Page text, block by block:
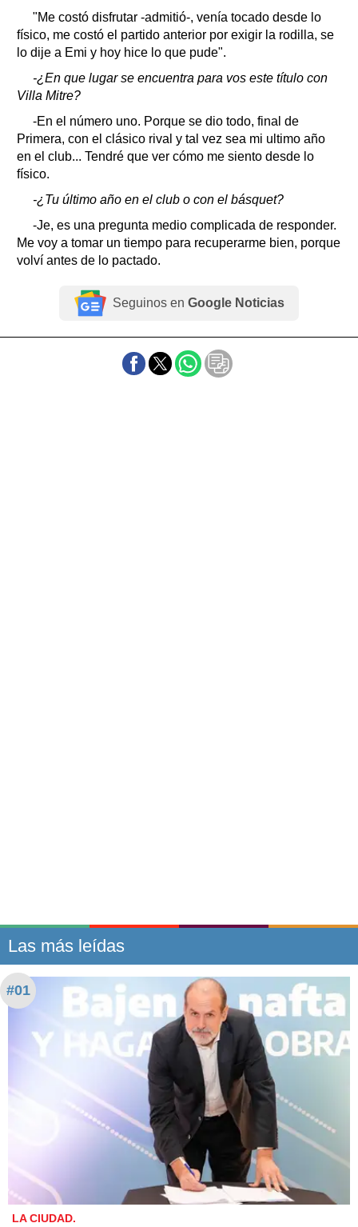
"Me costó disfrutar -admitió-, venía tocado desde lo
físico, me costó el partido anterior por exigir la rodilla, se
lo dije a Emi y hoy hice lo que pude".
-¿En que lugar se encuentra para vos este título con
Villa Mitre?
-En el número uno. Porque se dio todo, final de
Primera, con el clásico rival y tal vez sea mi ultimo año
en el club... Tendré que ver cómo me siento desde lo
físico.
-¿Tu último año en el club o con el básquet?
-Je, es una pregunta medio complicada de responder.
Me voy a tomar un tiempo para recuperarme bien, porque
volví antes de lo pactado.
Seguinos en Google Noticias
Las más leídas
#01
LA CIUDAD.